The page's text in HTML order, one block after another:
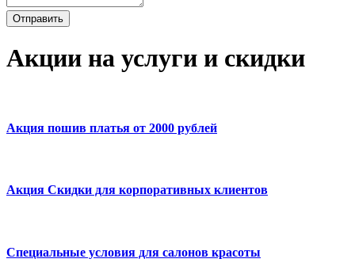
Акции на услуги и скидки
Акция пошив платья от 2000 рублей
Акция Скидки для корпоративных клиентов
Специальные условия для салонов красоты